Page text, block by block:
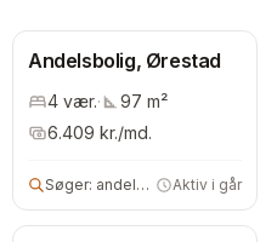
Andelsbolig, Ørestad
4 vær.· 97 m²
6.409 kr./md.
Søger: andelsbolig Aktiv i går